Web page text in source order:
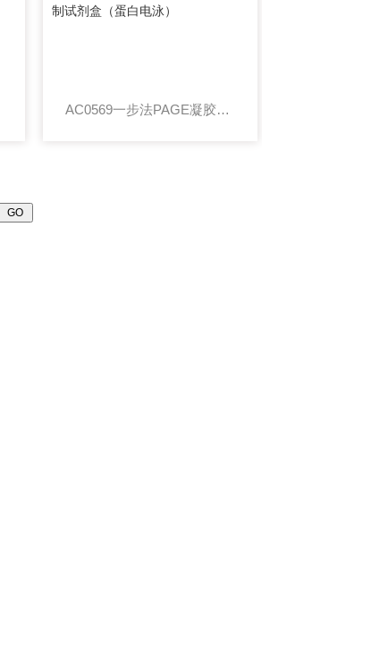
AC0569一步法PAGE凝胶快速配制试剂盒（蛋白电泳）